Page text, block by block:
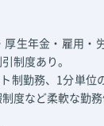
厚生年金・雇用・
制度あり。
制勤務、1分単位
度など柔軟な勤務